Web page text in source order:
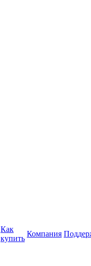
Как
купить
Компания